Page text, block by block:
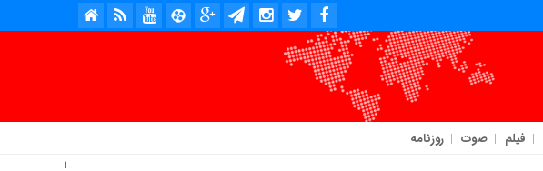
فیلم صوت روزنامه
امروز : پنج شنبه, ۱۵ مرداد , ۱۴۰۵ .::. برابر با : Thursday, 6 August , 2026 .::. اخبار منتشر شده : 0 خبر